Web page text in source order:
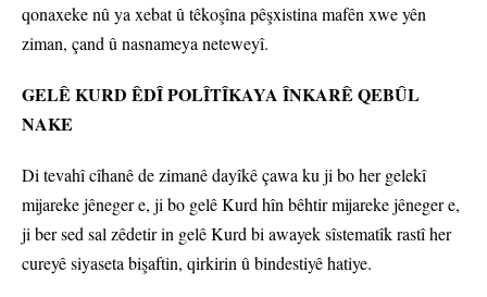
qonaxeke nû ya xebat û têkoşîna pêşxistina mafên xwe yên
ziman, çand û nasnameya neteweyî.
GELÊ KURD ÊDÎ POLÎTÎKAYA ÎNKARÊ QEBÛL
NAKE
Di tevahî cîhanê de zimanê dayîkê çawa ku ji bo her gelekî
mijareke jêneger e, ji bo gelê Kurd hîn bêhtir mijareke jêneger e,
ji ber sed sal zêdetir in gelê Kurd bi awayek sîstematîk rastî her
cureyê siyaseta bişaftin, qirkirin û bindestiyê hatiye.